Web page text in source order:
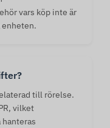
vars köp inte är
till rörelse.
vilket